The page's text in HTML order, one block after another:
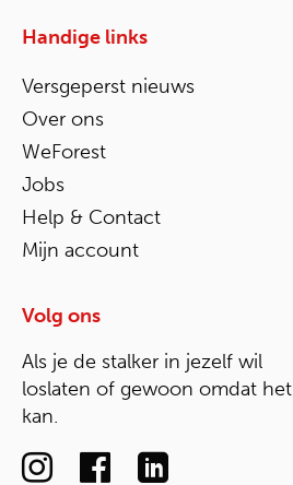
Handige links
Versgeperst nieuws
Over ons
WeForest
Jobs
Help & Contact
Mijn account
Volg ons
Als je de stalker in jezelf wil
loslaten of gewoon omdat het
kan.